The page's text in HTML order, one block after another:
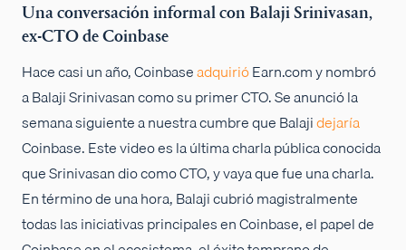
Una conversación informal con Balaji Srinivasan,
ex-CTO de Coinbase
Hace casi un año, CoinbaseadquirióEarn.com y nombró
a Balaji Srinivasan como su primer CTO. Se anunció la
semana siguiente a nuestra cumbre que Balajidejaría
Coinbase. Este video es la última charla pública conocida
que Srinivasan dio como CTO, y vaya que fue una charla.
En término de una hora, Balaji cubrió magistralmente
todas las iniciativas principales en Coinbase, el papel de